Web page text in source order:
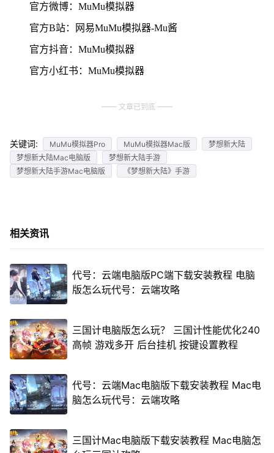
官方微博：MuMu模拟器
官方B站：网易MuMu模拟器-Mu酱
官方抖音：MuMu模拟器
官方小红书：MuMu模拟器
文章已到底
关键词: MuMu模拟器Pro MuMu模拟器Mac版
梦想新大陆
梦想新大陆Mac电脑版
梦想新大陆手游
梦想新大陆手游Mac电脑版
《梦想新大陆》手游
相关资讯
代号：云端电脑版PC端下载安装教程 电脑
版怎么玩代号：云端攻略
三国计电脑版怎么玩？ 三国计性能优化240
高帧 游戏多开 后台挂机 按键设置教程
代号：云端Mac电脑版下载安装教程 Mac电
脑怎么玩代号：云端攻略
三国计Mac电脑版下载安装教程 Mac电脑怎